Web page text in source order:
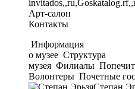
Арт-салон
Контакты
Информация
о музее Структура
музея Филиалы
Волонтеры Почетные
Степан